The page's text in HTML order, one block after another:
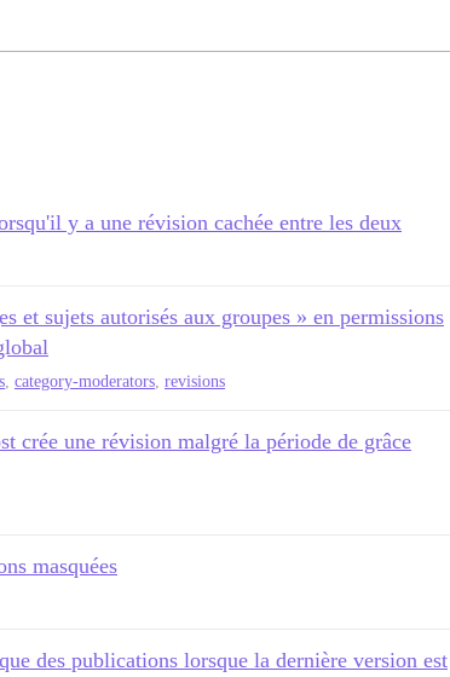
y a une révision cachée entre les deux
et sujets autorisés aux groupes » en permissions
category-moderators revisions
crée une révision malgré la période de grâce
masquées
des publications lorsque la dernière version est